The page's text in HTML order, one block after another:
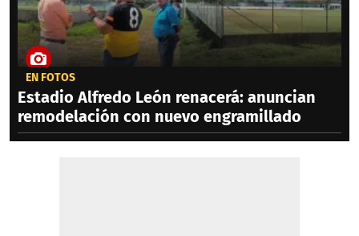
EN FOTOS
Estadio Alfredo León renacerá: anuncian
remodelación con nuevo engramillado